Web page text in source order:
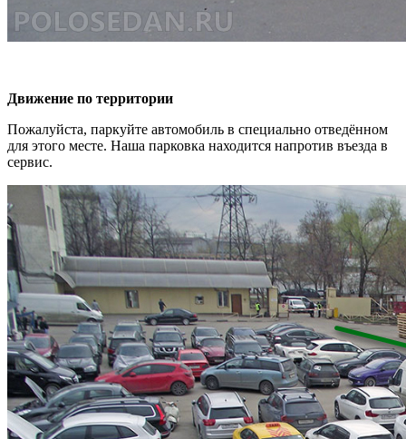
Движение по территории
Пожалуйста, паркуйте автомобиль в специально отведённом
для этого месте. Наша парковка находится напротив въезда в
сервис.